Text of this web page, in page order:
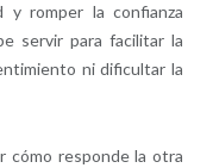
y romper la confianza
servir para facilitar la
ni dificultar la
cómo responde la otra